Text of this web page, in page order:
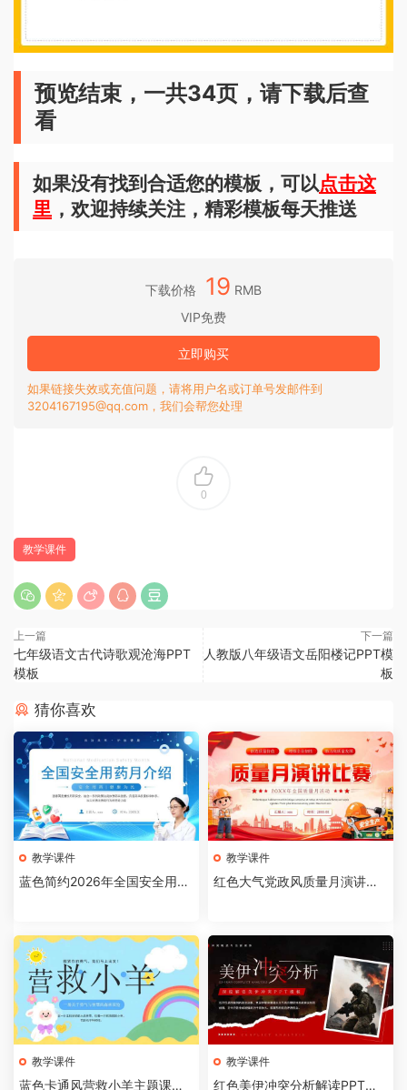
预览结束，一共34页，请下载后查
看
如果没有找到合适您的模板，可以点击这
里 ，欢迎持续关注，精彩模板每天推送
下载价格 19 RMB
VIP免费
立即购买
如果链接失效或充值问题，请将用户名或订单号发邮件到
3204167195@qq.com，我们会帮您处理
0
教学课件
上一篇
七年级语文古代诗歌观沧海PPT
模板
下一篇
人教版八年级语文岳阳楼记PPT模
板
猜你喜欢
教学课件
蓝色简约2026年全国安全用药
教学课件
红色大气党政风质量月演讲比
教学课件
蓝色卡通风营救小羊主题课件P
教学课件
红色美伊冲突分析解读PPT模